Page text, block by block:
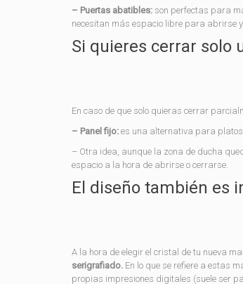
– Puertas abatibles: son perfectas para
necesitan más espacio libre para abrirse
Si quieres cerrar solo
En caso de que solo quieras cerrar
– Panel fijo: es una alternativa para
– Otra idea, aunque la zona de ducha
espacio a la hora de abrirse o cerrarse.
El diseño también es
A la hora de elegir el cristal de tu nueva
serigrafiado. En lo que se refiere a estas
propias impresiones digitales (suele ser